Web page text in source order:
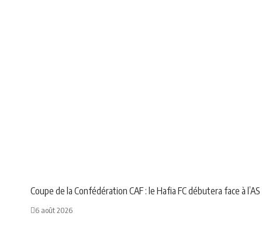
Coupe de la Confédération CAF : le Hafia FC débutera face à
6 août 2026